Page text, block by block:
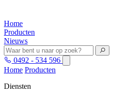
Home
Producten
Nieuws
0492 - 534 596
Home Producten
Diensten